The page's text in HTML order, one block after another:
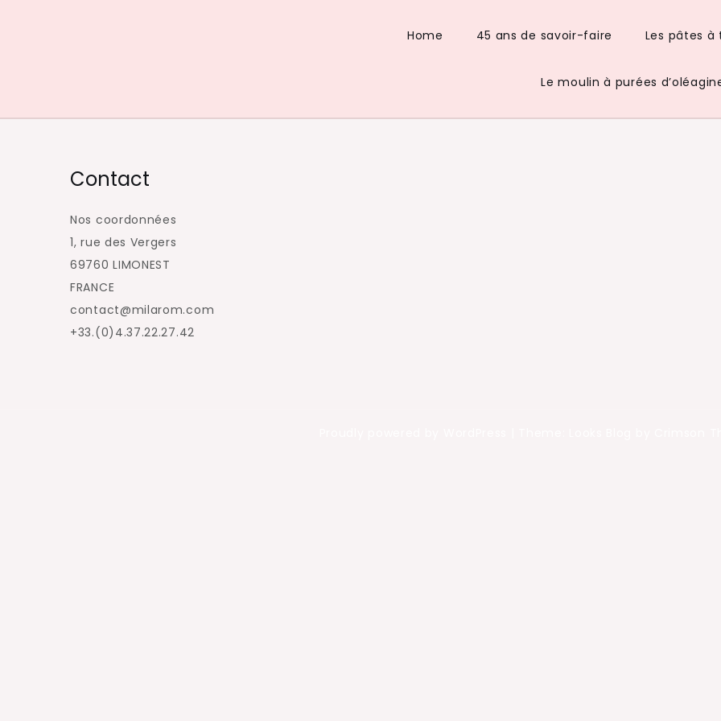
La Qualité Supérieure De La Purée D’Huile
Home 45 ans de savoir-faire Les pâtes
Le moulin à purées
Contact
Nos coordonnées
1, rue des Vergers
69760 LIMONEST
FRANCE
contact@milarom.com
+33.(0)4.37.22.27.42